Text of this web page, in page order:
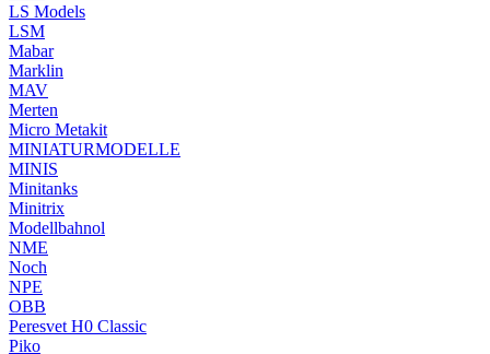
LS Models
LSM
Mabar
Marklin
MAV
Merten
Micro Metakit
MINIATURMODELLE
MINIS
Minitanks
Minitrix
Modellbahnol
NME
Noch
NPE
OBB
Peresvet H0 Classic
Piko